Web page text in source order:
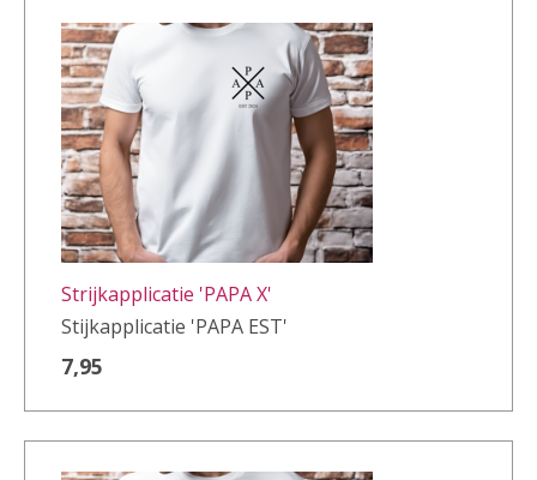
Strijkapplicatie 'PAPA X'
Stijkapplicatie 'PAPA EST'
7,95